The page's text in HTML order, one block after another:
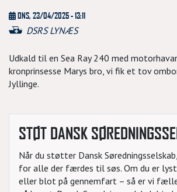
ONS, 23/04/2025 - 13:11
DSRS LYNÆS
Udkald til en Sea Ray 240 med
kronprinsesse Marys bro, vi fik et tov
Jyllinge.
STØT DANSK
Når du støtter Dansk
for alle der færdes til søs. Om du er
eller blot på gennemfart – så er vi